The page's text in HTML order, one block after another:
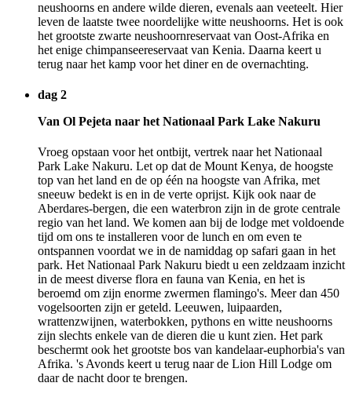
neushoorns en andere wilde dieren, evenals aan veeteelt. Hier
leven de laatste twee noordelijke witte neushoorns. Het is ook
het grootste zwarte neushoornreservaat van Oost-Afrika en
het enige chimpanseereservaat van Kenia. Daarna keert u
terug naar het kamp voor het diner en de overnachting.
dag 2
Van Ol Pejeta naar het Nationaal Park Lake Nakuru
Vroeg opstaan voor het ontbijt, vertrek naar het Nationaal
Park Lake Nakuru. Let op dat de Mount Kenya, de hoogste
top van het land en de op één na hoogste van Afrika, met
sneeuw bedekt is en in de verte oprijst. Kijk ook naar de
Aberdares-bergen, die een waterbron zijn in de grote centrale
regio van het land. We komen aan bij de lodge met voldoende
tijd om ons te installeren voor de lunch en om even te
ontspannen voordat we in de namiddag op safari gaan in het
park. Het Nationaal Park Nakuru biedt u een zeldzaam inzicht
in de meest diverse flora en fauna van Kenia, en het is
beroemd om zijn enorme zwermen flamingo's. Meer dan 450
vogelsoorten zijn er geteld. Leeuwen, luipaarden,
wrattenzwijnen, waterbokken, pythons en witte neushoorns
zijn slechts enkele van de dieren die u kunt zien. Het park
beschermt ook het grootste bos van kandelaar-euphorbia's van
Afrika. 's Avonds keert u terug naar de Lion Hill Lodge om
daar de nacht door te brengen.